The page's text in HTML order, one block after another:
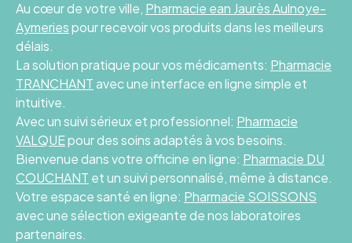
Au cœur de votre ville, Pharmacie ean Jaurès Aulnoye-
Aymeriespour recevoir vos produits dans les meilleurs
délais.
La solution pratique pour vos médicaments: Pharmacie
TRANCHANTavec une interface en ligne simple et
intuitive.
Avec un suivi sérieux et professionnel: Pharmacie
VALQUEpour des soins adaptés à vos besoins.
Bienvenue dans votre officine en ligne: Pharmacie DU
COUCHANT et un suivi personnalisé, même à distance.
Votre espace santé en ligne: Pharmacie SOISSONS
avec une sélection exigeante de nos laboratoires
partenaires.